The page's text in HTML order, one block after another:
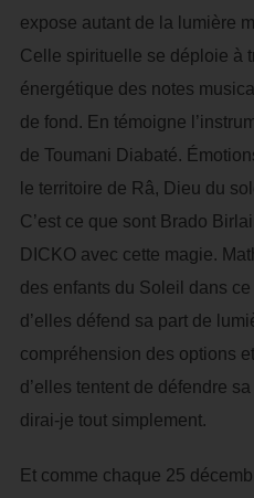
expose autant de la lumière
Celle spirituelle se déploie à
énergétique des notes
de fond. En témoigne
de Toumani Diabaté.
le territoire de Râ, Dieu du
C’est ce que sont Brado
DICKO avec cette magie.
des enfants du Soleil dans
d’elles défend sa part de
compréhension des options
d’elles tentent de défendre
dirai-je tout simplement.
Et comme chaque 25